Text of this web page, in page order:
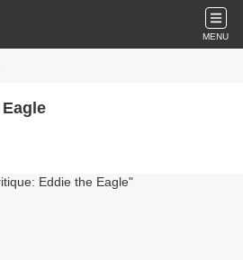
MENU